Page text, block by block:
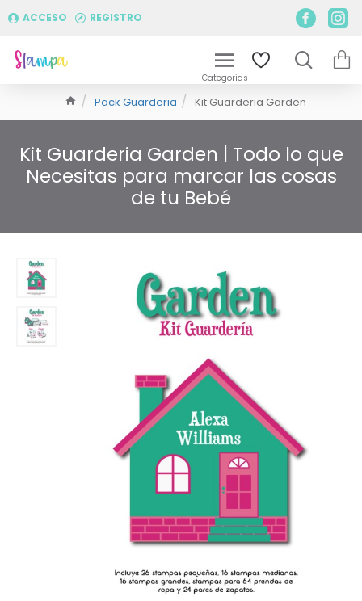
ACCESO REGISTRO
Pack Guarderia Kit Guarderia Garden
Kit Guarderia Garden | Todo lo que
Necesitas para marcar las cosas
de tu Bebé